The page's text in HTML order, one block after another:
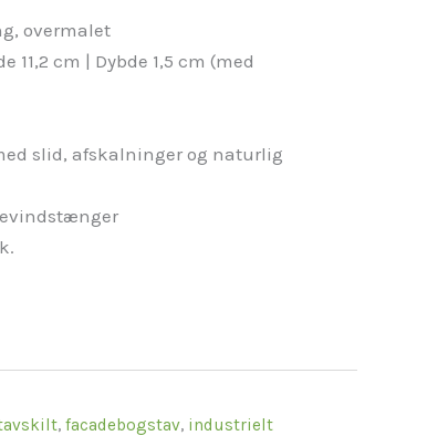
overmalet
11,2 cm | Dybde 1,5 cm (med
slid, afskalninger og naturlig
,facadebogstav, industrielt